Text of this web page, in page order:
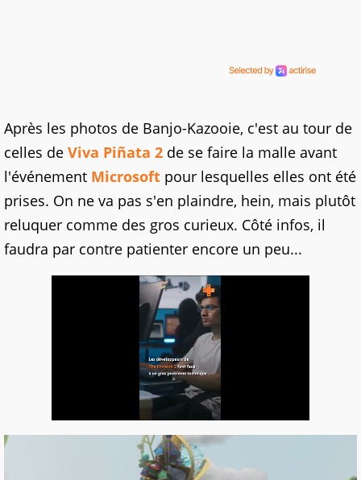
Après les photos de Banjo-Kazooie, c'est au tour de
celles de Viva Piñata 2 de se faire la malle avant
l'événement Microsoft pour lesquelles elles ont été
prises. On ne va pas s'en plaindre, hein, mais plutôt
reluquer comme des gros curieux. Côté infos, il
faudra par contre patienter encore un peu...